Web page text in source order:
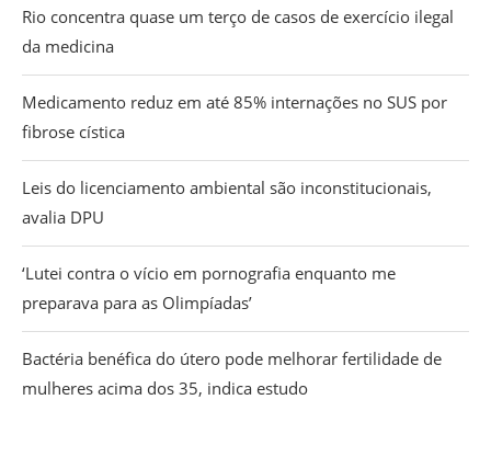
Rio concentra quase um terço de casos de exercício ilegal
da medicina
Medicamento reduz em até 85% internações no SUS por
fibrose cística
Leis do licenciamento ambiental são inconstitucionais,
avalia DPU
‘Lutei contra o vício em pornografia enquanto me
preparava para as Olimpíadas’
Bactéria benéfica do útero pode melhorar fertilidade de
mulheres acima dos 35, indica estudo